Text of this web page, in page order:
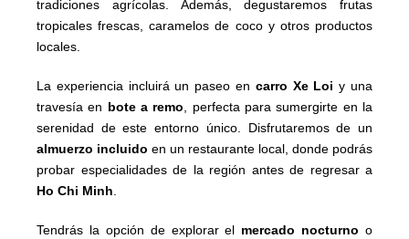
tradiciones agrícolas. Además, degustaremos frutas
tropicales frescas, caramelos de coco y otros productos
locales.
La experiencia incluirá un paseo en carro Xe Loi y una
travesía en bote a remo, perfecta para sumergirte en la
serenidad de este entorno único. Disfrutaremos de un
almuerzo incluido en un restaurante local, donde podrás
probar especialidades de la región antes de regresar a
Ho Chi Minh.
Tendrás la opción de explorar el mercado nocturno o